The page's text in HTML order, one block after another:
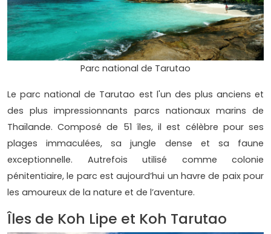
Parc national de Tarutao
Le parc national de Tarutao est l'un des plus anciens et
des plus impressionnants parcs nationaux marins de
Thaïlande. Composé de 51 îles, il est célèbre pour ses
plages immaculées, sa jungle dense et sa faune
exceptionnelle. Autrefois utilisé comme colonie
pénitentiaire, le parc est aujourd’hui un havre de paix pour
les amoureux de la nature et de l’aventure.
Îles de Koh Lipe et Koh Tarutao